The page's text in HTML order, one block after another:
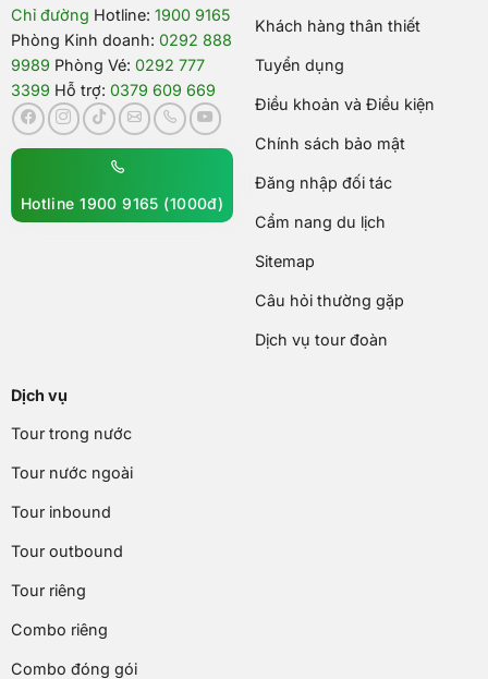
Chỉ đường Hotline: 1900 9165
Phòng Kinh doanh: 0292 888
9989 Phòng Vé: 0292 777
3399 Hỗ trợ: 0379 609 669
Hotline 1900 9165 (1000đ)
Khách hàng thân thiết
Tuyển dụng
Điều khoản và Điều kiện
Chính sách bảo mật
Đăng nhập đối tác
Cẩm nang du lịch
Sitemap
Câu hỏi thường gặp
Dịch vụ tour đoàn
Dịch vụ
Tour trong nước
Tour nước ngoài
Tour inbound
Tour outbound
Tour riêng
Combo riêng
Combo đóng gói